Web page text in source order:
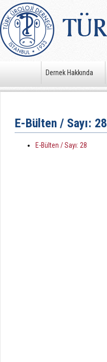
Dernek Hakkında
E-Bülten / Sayı: 28
E-Bülten / Sayı: 28